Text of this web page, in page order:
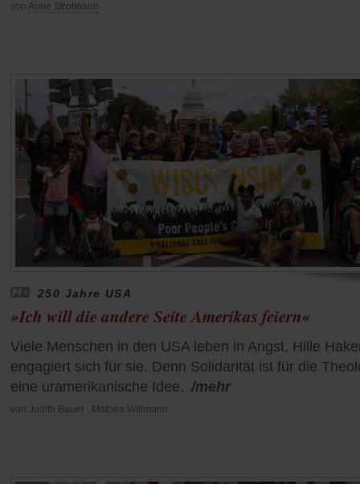
von Anne Strotmann
250 Jahre USA
»Ich will die andere Seite Amerikas feiern«
Viele Menschen in den USA leben in Angst, Hille
engagiert sich für sie. Denn Solidarität ist für die
eine uramerikanische Idee. /mehr
von Judith Bauer , Mathea Willmann